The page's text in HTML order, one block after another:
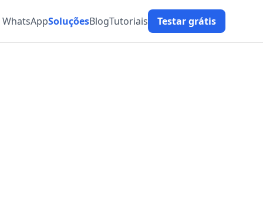
WhatsAppSoluçõesBlogTutoriais Testar grátis